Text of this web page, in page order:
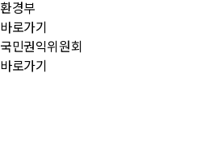
환경부
바로가기
국민권익위원회
바로가기